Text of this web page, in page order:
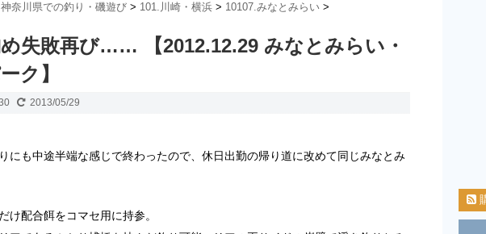
奈川県での釣り・磯遊び > 101.川崎・横浜 > 10107.みなとみらい >
失敗再び…… 【2012.12.29 みなとみらい・
ク】
2013/05/29
にも中途半端な感じで終わったので、休日出勤の帰り道に改めて同じみなとみ
け配合餌をコマセ用に持参。